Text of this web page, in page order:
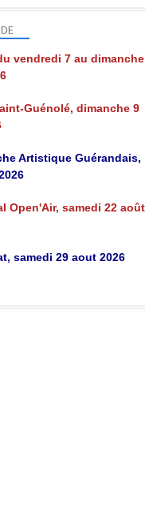
vendredi 7 au dimanche
Guénolé, dimanche 9
Artistique Guérandais,
Open'Air, samedi 22 août
samedi 29 aout 2026